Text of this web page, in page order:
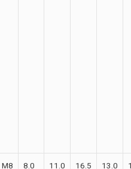
М8 8.0 11.0 16.5 13.0